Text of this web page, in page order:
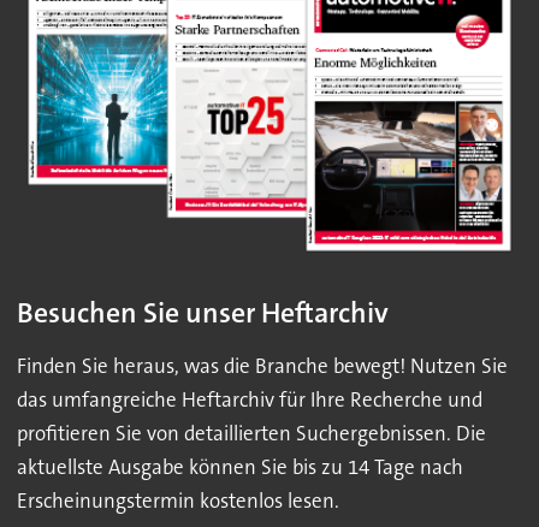
Besuchen Sie unser Heftarchiv
Finden Sie heraus, was die Branche bewegt! Nutzen Sie
das umfangreiche Heftarchiv für Ihre Recherche und
profitieren Sie von detaillierten Suchergebnissen. Die
aktuellste Ausgabe können Sie bis zu 14 Tage nach
Erscheinungstermin kostenlos lesen.